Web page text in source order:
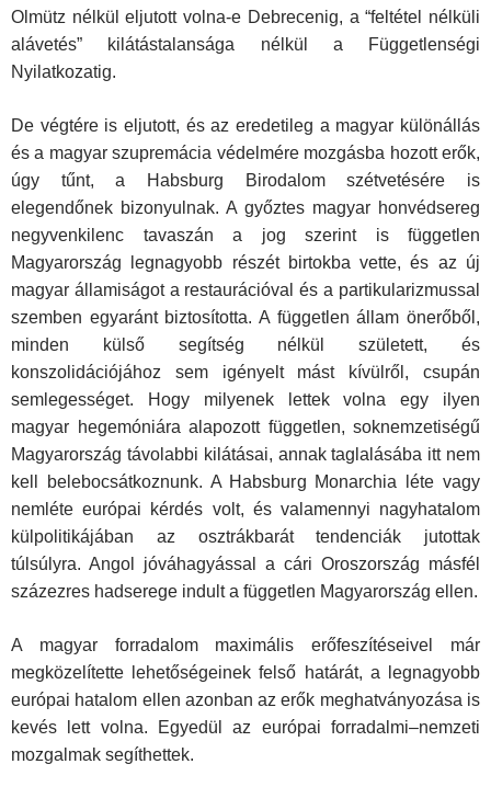
Olmütz nélkül eljutott volna-e Debrecenig, a “feltétel nélküli
alávetés” kilátástalansága nélkül a Függetlenségi
Nyilatkozatig.
De végtére is eljutott, és az eredetileg a magyar különállás
és a magyar szupremácia védelmére mozgásba hozott erők,
úgy tűnt, a Habsburg Birodalom szétvetésére is
elegendőnek bizonyulnak. A győztes magyar honvédsereg
negyvenkilenc tavaszán a jog szerint is független
Magyarország legnagyobb részét birtokba vette, és az új
magyar államiságot a restaurációval és a partikularizmussal
szemben egyaránt biztosította. A független állam önerőből,
minden külső segítség nélkül született, és
konszolidációjához sem igényelt mást kívülről, csupán
semlegességet. Hogy milyenek lettek volna egy ilyen
magyar hegemóniára alapozott független, soknemzetiségű
Magyarország távolabbi kilátásai, annak taglalásába itt nem
kell belebocsátkoznunk. A Habsburg Monarchia léte vagy
nemléte európai kérdés volt, és valamennyi nagyhatalom
külpolitikájában az osztrákbarát tendenciák jutottak
túlsúlyra. Angol jóváhagyással a cári Oroszország másfél
százezres hadserege indult a független Magyarország ellen.
A magyar forradalom maximális erőfeszítéseivel már
megközelítette lehetőségeinek felső határát, a legnagyobb
európai hatalom ellen azonban az erők meghatványozása is
kevés lett volna. Egyedül az európai forradalmi–nemzeti
mozgalmak segíthettek.